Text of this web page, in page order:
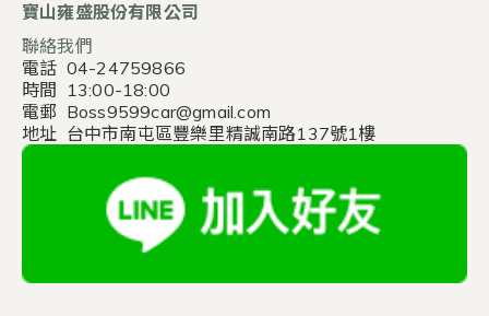
寶山雍盛股份有限公司
聯絡我們
電話 04-24759866
時間 13:00-18:00
電郵 Boss9599car@gmail.com
地址 台中市南屯區豐樂里精誠南路137號1樓